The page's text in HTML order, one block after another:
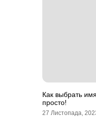
Как выбрать
просто!
27 Листопада,